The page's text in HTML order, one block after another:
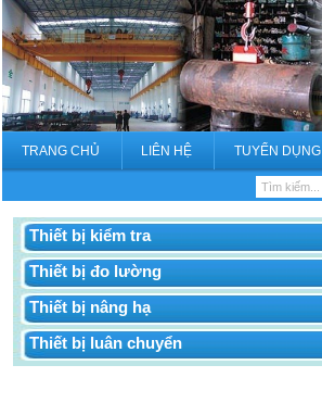
TRANG CHỦ LIÊN HỆ TUYỂN DỤNG
Thiết bị kiểm tra
Thiết bị đo lường
Thiết bị nâng hạ
Thiết bị luân chuyển